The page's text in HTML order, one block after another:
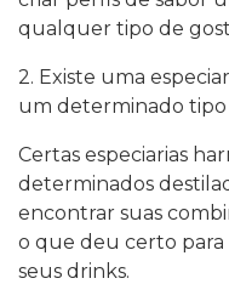
qualquer tipo de
2. Existe uma
um determinado tipo
Certas especiarias
determinados
encontrar suas
o que deu certo
seus drinks.